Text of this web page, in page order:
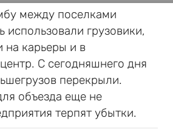
между поселками
использовали грузовики,
на карьеры и в
С сегодняшнего дня
перекрыли.
объезда еще не
терпят убытки.